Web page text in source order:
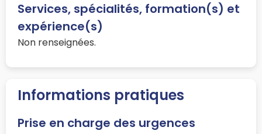
Services, spécialités, formation(s) et
expérience(s)
Non renseignées.
Informations pratiques
Prise en charge des urgences